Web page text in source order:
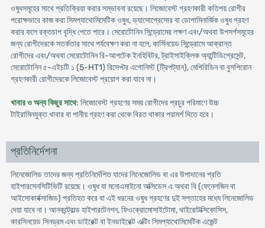
ওষুধসমূহের সাথে প্রতিক্রিয়া করার সম্ভাবনা রয়েছে। লিজোবেস্ট গ্রহণকারী কতিপয় রোগীর
পরোক্ষভাবে কাজ করা সিমপ্যাথোমিমেটিক ওষুধ, ভ্যাসোপ্রেসোর বা ডোপামিনার্জিক ওষুধ গ্রহণ
করার ফলে রক্তচাপ বৃদ্ধি পেতে পারে। সেরোটোনিন সিন্ড্রোমের লক্ষণ এবং/অথবা উপসর্গসমূহের
জন্য রোগীদেরকে সতর্কতার সাথে পর্যবেক্ষণ করা না হলে, কার্সিনয়েড সিন্ড্রোমে আক্রান্ত
রোগীদের এবং/অথবা সেরোটোনিন রি-আপটেক ইনহিবিটর, ট্রাইসাইক্লিক অ্যান্টিডিপ্রেসেন্ট,
সেরোটোনিন ৫-এইচটি ১ (5-HT1) রিসেপ্টর এগোনিস্ট (ট্রিপট্যান), মেপিরিডিন বা বুসপিরোন
গ্রহণকারী রোগীদেরকে লিজোবেস্ট প্রয়োগ করা যাবে না।
খাবার ও অন্য কিছুর সাথে: লিজোবেস্ট গ্রহণের সময় রোগীদের প্রচুর পরিমাণে উচ্চ
টাইরামিনযুক্ত খাবার বা পানীয় গ্রহণ করা থেকে বিরত থাকার পরামর্শ দিতে হবে।
প্রতিনির্দেশনা
লিনেজোলিড তাদের জন্য প্রতিনির্দেশিত যাদের লিনেজোলিড বা এর উপাদানের প্রতি
হাইপারসেনসিটিভিটি রয়েছে। ওষুধ যা মনোএমাইনো অক্সিডেস এ অথবা বি (ফেনেলজিন বা
আইসোকার্বক্সাজিড) প্রতিহত করে বা এই ধরনের ওষুধ গ্রহণের দুই সপ্তাহের মধ্যে লিনেজোলিড
দেয়া যাবে না। আনকন্ট্রোল্ড হাইপারটেনশন, ফিওক্রোমোসাইটোমা, থাইরোটক্সিকোসিস,
কারসিনয়েড সিনড্রম এবং ডাইরেক্ট বা ইনডাইরেক্ট এক্টিং সিমপ্যাথোমিমেটিক এজেন্ট